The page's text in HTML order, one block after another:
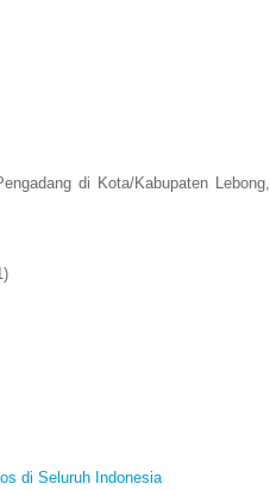
di Kota/Kabupaten Lebong,
di Seluruh Indonesia